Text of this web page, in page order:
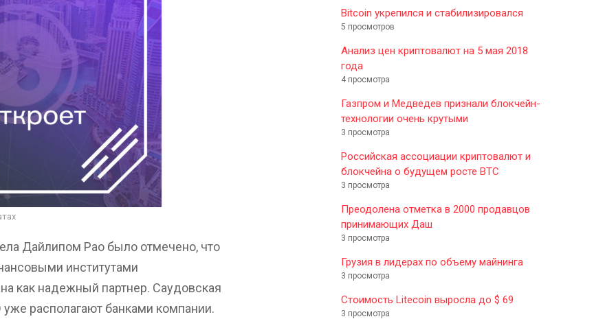
Дайлипом Рао было отмечено, что
институтами
как надежный партнер. Саудовская
располагают банками компании.
Bitcoin укрепился и стабилизировался
5 просмотров
Анализ цен криптовалют на 5 мая 2018
года
4 просмотра
Газпром и Медведев признали блокчейн-
технологии очень крутыми
3 просмотра
Российская ассоциации криптовалют и
блокчейна о будущем росте BTC
3 просмотра
Преодолена отметка в 2000 продавцов
принимающих Даш
3 просмотра
Грузия в лидерах по объему майнинга
3 просмотра
Стоимость Litecoin выросла до $ 69
3 просмотра